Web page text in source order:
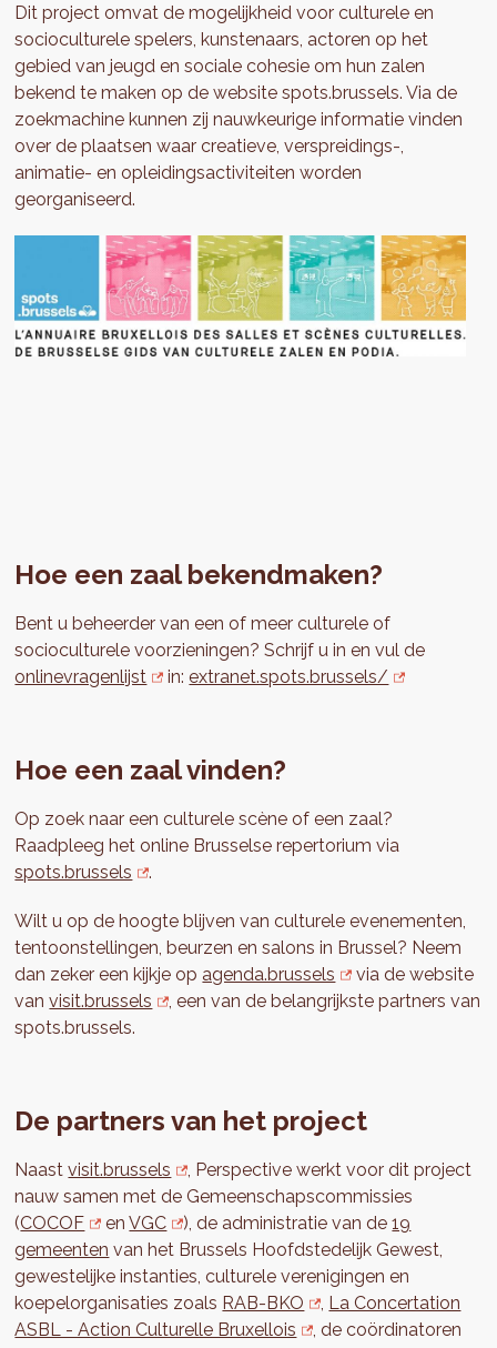
Dit project omvat de mogelijkheid voor culturele en
socioculturele spelers, kunstenaars, actoren op het
gebied van jeugd en sociale cohesie om hun zalen
bekend te maken op de website spots.brussels. Via de
zoekmachine kunnen zij nauwkeurige informatie vinden
over de plaatsen waar creatieve, verspreidings-,
animatie- en opleidingsactiviteiten worden
georganiseerd.
Hoe een zaal bekendmaken?
Bent u beheerder van een of meer culturele of
socioculturele voorzieningen? Schrijf u in en vul de
onlinevragenlijst
in:extranet.spots.brussels/
Hoe een zaal vinden?
Op zoek naar een culturele scène of een zaal?
Raadpleeg het online Brusselse repertorium via
spots.brussels
.
Wilt u op de hoogte blijven van culturele evenementen,
tentoonstellingen, beurzen en salons in Brussel? Neem
dan zeker een kijkje op agenda.brussels
via de website
vanvisit.brussels
, een van de belangrijkste partners van
spots.brussels.
De partners van het project
Naastvisit.brussels
, Perspective werkt voor dit project
nauw samen met de Gemeenschapscommissies
(COCOF enVGC ), de administratie van de19
gemeenten van het Brussels Hoofdstedelijk Gewest,
gewestelijke instanties, culturele verenigingen en
koepelorganisaties zoals RAB-BKO , La Concertation
ASBL - Action Culturelle Bruxellois
, de coördinatoren